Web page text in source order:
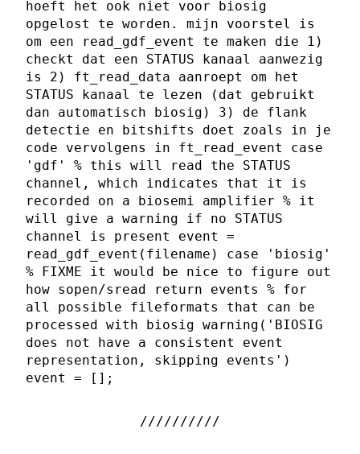
hoeft het ook niet voor biosig
opgelost te worden. mijn voorstel is
om een read_gdf_event te maken die 1)
checkt dat een STATUS kanaal aanwezig
is 2) ft_read_data aanroept om het
STATUS kanaal te lezen (dat gebruikt
dan automatisch biosig) 3) de flank
detectie en bitshifts doet zoals in je
code vervolgens in ft_read_event case
'gdf' % this will read the STATUS
channel, which indicates that it is
recorded on a biosemi amplifier % it
will give a warning if no STATUS
channel is present event =
read_gdf_event(filename) case 'biosig'
% FIXME it would be nice to figure out
how sopen/sread return events % for
all possible fileformats that can be
processed with biosig warning('BIOSIG
does not have a consistent event
representation, skipping events')
event = [];